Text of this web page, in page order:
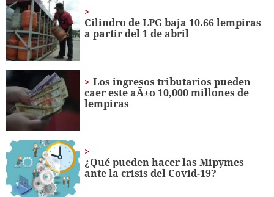
1
minute,
56
seconds
Cilindro de LPG baja 10.66 lempiras
a partir del 1 de abril
Los ingresos tributarios pueden
caer este aÃ±o 10,000 millones de
lempiras
¿Qué pueden hacer las Mipymes
ante la crisis del Covid-19?